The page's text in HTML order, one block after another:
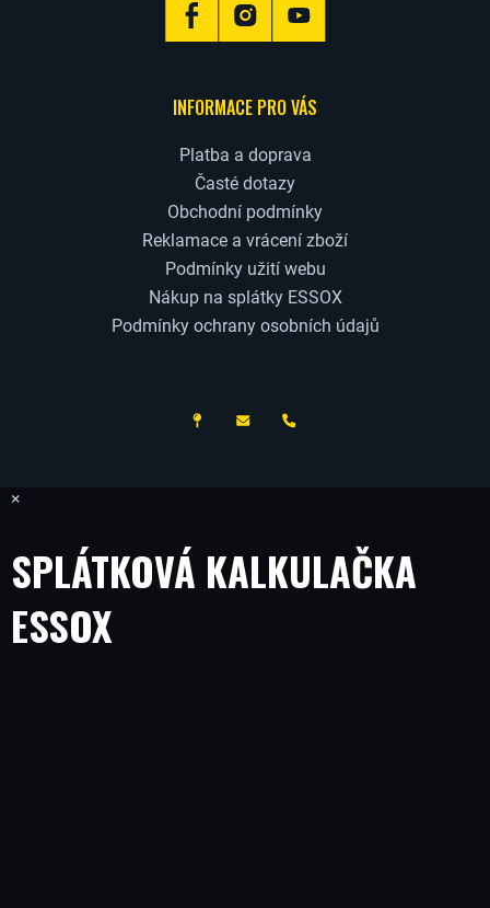
INFORMACE PRO VÁS
Platba a doprava
Časté dotazy
Obchodní podmínky
Reklamace a vrácení zboží
Podmínky užití webu
Nákup na splátky ESSOX
Podmínky ochrany osobních údajů
×
SPLÁTKOVÁ KALKULAČKA
ESSOX